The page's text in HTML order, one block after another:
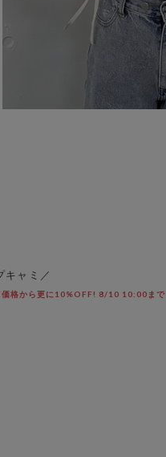
キャミ／
価格から更に10%OFF! 8/10 10:00まで